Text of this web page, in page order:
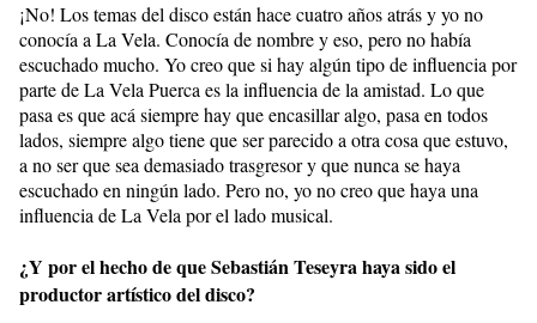
¡No! Los temas del disco están hace cuatro años atrás y yo no
conocía a La Vela. Conocía de nombre y eso, pero no había
escuchado mucho. Yo creo que si hay algún tipo de influencia por
parte de La Vela Puerca es la influencia de la amistad. Lo que
pasa es que acá siempre hay que encasillar algo, pasa en todos
lados, siempre algo tiene que ser parecido a otra cosa que estuvo,
a no ser que sea demasiado trasgresor y que nunca se haya
escuchado en ningún lado. Pero no, yo no creo que haya una
influencia de La Vela por el lado musical.
¿Y por el hecho de que Sebastián Teseyra haya sido el
productor artístico del disco?